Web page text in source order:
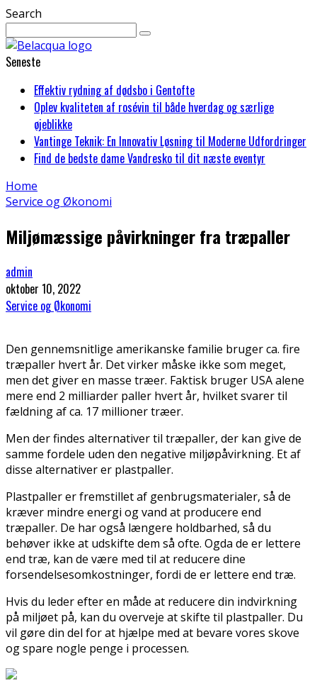
Search
Seneste
Effektiv rydning af dødsbo i Gentofte
Oplev kvaliteten af rosévin til både hverdag og særlige
øjeblikke
Vantinge Teknik: En Innovativ Løsning til Moderne Udfordringer
Find de bedste dame Vandresko til dit næste eventyr
Home
Service og Økonomi
Miljømæssige påvirkninger fra træpaller
admin
oktober 10, 2022
Service og Økonomi
Den gennemsnitlige amerikanske familie bruger ca. fire
træpaller hvert år. Det virker måske ikke som meget,
men det giver en masse træer. Faktisk bruger USA alene
mere end 2 milliarder paller hvert år, hvilket svarer til
fældning af ca. 17 millioner træer.
Men der findes alternativer til træpaller, der kan give de
samme fordele uden den negative miljøpåvirkning. Et af
disse alternativer er plastpaller.
Plastpaller er fremstillet af genbrugsmaterialer, så de
kræver mindre energi og vand at producere end
træpaller. De har også længere holdbarhed, så du
behøver ikke at udskifte dem så ofte. Ogda de er lettere
end træ, kan de være med til at reducere dine
forsendelsesomkostninger, fordi de er lettere end træ.
Hvis du leder efter en måde at reducere din indvirkning
på miljøet på, kan du overveje at skifte til plastpaller. Du
vil gøre din del for at hjælpe med at bevare vores skove
og spare nogle penge i processen.